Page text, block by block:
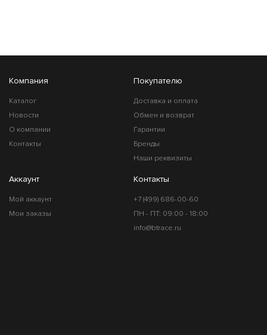
Компания
Каталог
Новости
О компании
Контакты
Покупателю
Доставка и оплата
Обмен и возврат
Гарантии
Бренды
Наши реквизиты
Аккаунт
Мой аккаунт
Мои заказы
Контакты
+7 (499) 686-00-60
ПН - ПТ: 09:00 - 18:00
info@btrace.ru